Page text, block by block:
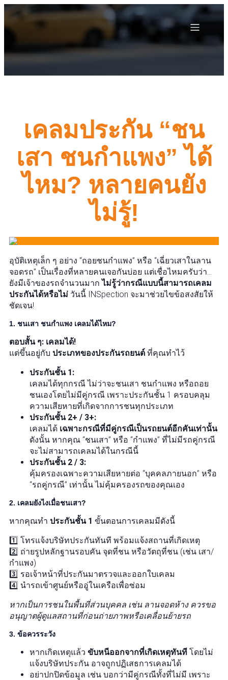
เคลมประกัน “ชน
เสา ชนกำแพง” ได้
ไหม? หลายคนยัง
ไม่รู้!
อุบัติเหตุเล็ก ๆ อย่าง “ถอยชนกำแพง” หรือ “เฉี่ยวเสาในลาน
จอดรถ” เป็นเรื่องที่หลายคนเจอกันบ่อย แต่เชื่อไหมครับว่า…
ยังมีเจ้าของรถจำนวนมากไม่รู้ว่ากรณีแบบนี้สามารถเคลม
ประกันได้หรือไม่ วันนี้ INSpection จะมาช่วยไขข้อสงสัยให้
ชัดเจน!
1. ชนเสา ชนกำแพง เคลมได้ไหม?
ตอบสั้น ๆ: เคลมได้!
แต่ขึ้นอยู่กับ ประเภทของประกันรถยนต์ ที่คุณทำไว้
ประกันชั้น 1:
เคลมได้ทุกกรณี ไม่ว่าจะชนเสา ชนกำแพง หรือถอย
ชนเองโดยไม่มีคู่กรณี เพราะประกันชั้น 1 ครอบคลุม
ความเสียหายที่เกิดจากการชนทุกประเภท
ประกันชั้น 2+ / 3+:
เคลมได้ เฉพาะกรณีที่มีคู่กรณีเป็นรถยนต์อีกคันเท่านั้น
ดังนั้น หากคุณ “ชนเสา” หรือ “กำแพง” ที่ไม่มีรถคู่กรณี
จะไม่สามารถเคลมได้ในกรณีนี้
ประกันชั้น 2 / 3:
คุ้มครองเฉพาะความเสียหายต่อ “บุคคลภายนอก” หรือ
“รถคู่กรณี” เท่านั้น ไม่คุ้มครองรถของคุณเอง
2. เคลมยังไงเมื่อชนเสา?
หากคุณทำ ประกันชั้น 1 ขั้นตอนการเคลมมีดังนี้
1️⃣ โทรแจ้งบริษัทประกันทันที พร้อมแจ้งสถานที่เกิดเหตุ
2️⃣ ถ่ายรูปหลักฐานรอบคัน จุดที่ชน หรือวัตถุที่ชน (เช่น เสา/
กำแพง)
3️⃣ รอเจ้าหน้าที่ประกันมาตรวจและออกใบเคลม
4️⃣ นำรถเข้าศูนย์หรืออู่ในเครือเพื่อซ่อม
หากเป็นการชนในพื้นที่ส่วนบุคคล เช่น ลานจอดห้าง ควรขอ
อนุญาตผู้ดูแลสถานที่ก่อนถ่ายภาพหรือเคลื่อนย้ายรถ
3. ข้อควรระวัง
หากเกิดเหตุแล้ว ขับหนีออกจากที่เกิดเหตุทันที โดยไม่
แจ้งบริษัทประกัน อาจถูกปฏิเสธการเคลมได้
อย่าปกปิดข้อมูล เช่น บอกว่ามีคู่กรณีทั้งที่ไม่มี เพราะ